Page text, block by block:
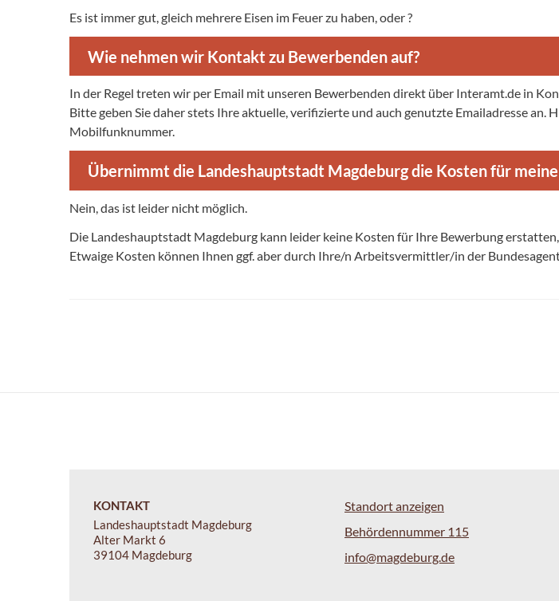
Es ist immer gut, gleich mehrere Eisen im Feuer zu haben, oder ?
Wie nehmen wir Kontakt zu Bewerbenden auf?
In der Regel treten wir per Email mit unseren Bewerbenden direkt über Interamt.de in
Bitte geben Sie daher stets Ihre aktuelle, verifizierte und auch genutzte Emailadresse
Mobilfunknummer.
Übernimmt die Landeshauptstadt Magdeburg die Kosten für
Nein, das ist leider nicht möglich.
Die Landeshauptstadt Magdeburg kann leider keine Kosten für Ihre Bewerbung
Etwaige Kosten können Ihnen ggf. aber durch Ihre/n Arbeitsvermittler/in der
KONTAKT
Landeshauptstadt Magdeburg
Alter Markt 6
39104 Magdeburg
Standort anzeigen
Behördennummer 115
info@magdeburg.de